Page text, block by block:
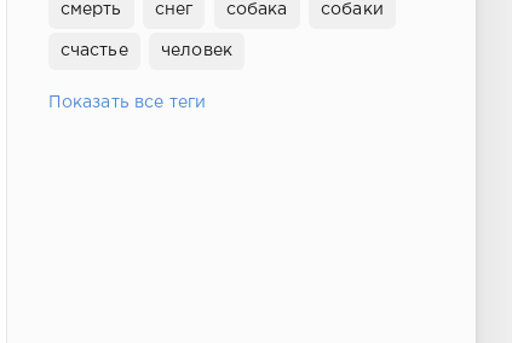
смерть снег собака собаки
счастье человек
Показать все теги